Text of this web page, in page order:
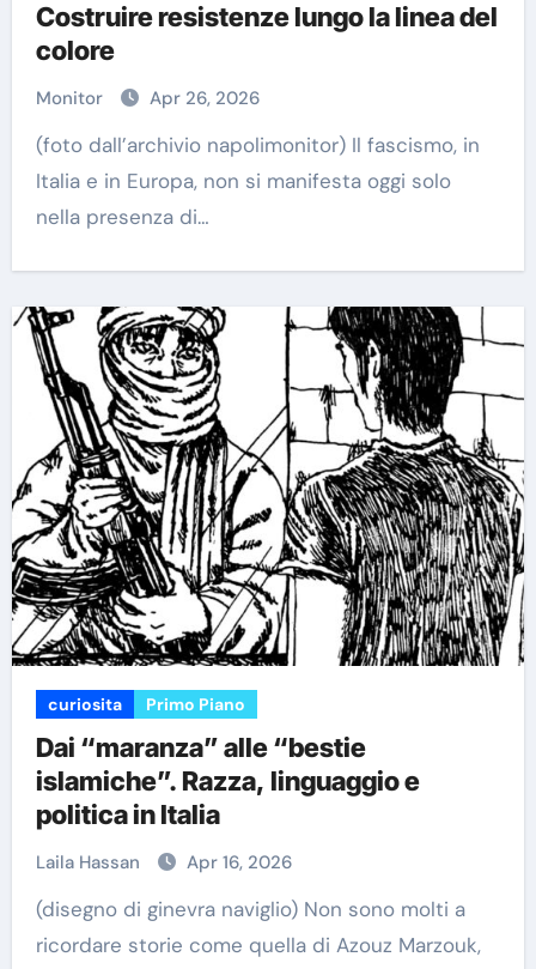
Costruire resistenze lungo la linea del
colore
Monitor Apr 26, 2026
(foto dall’archivio napolimonitor) Il fascismo, in
Italia e in Europa, non si manifesta oggi solo
nella presenza di…
curiosita Primo Piano
Dai “maranza” alle “bestie
islamiche”. Razza, linguaggio e
politica in Italia
Laila Hassan Apr 16, 2026
(disegno di ginevra naviglio) Non sono molti a
ricordare storie come quella di Azouz Marzouk,